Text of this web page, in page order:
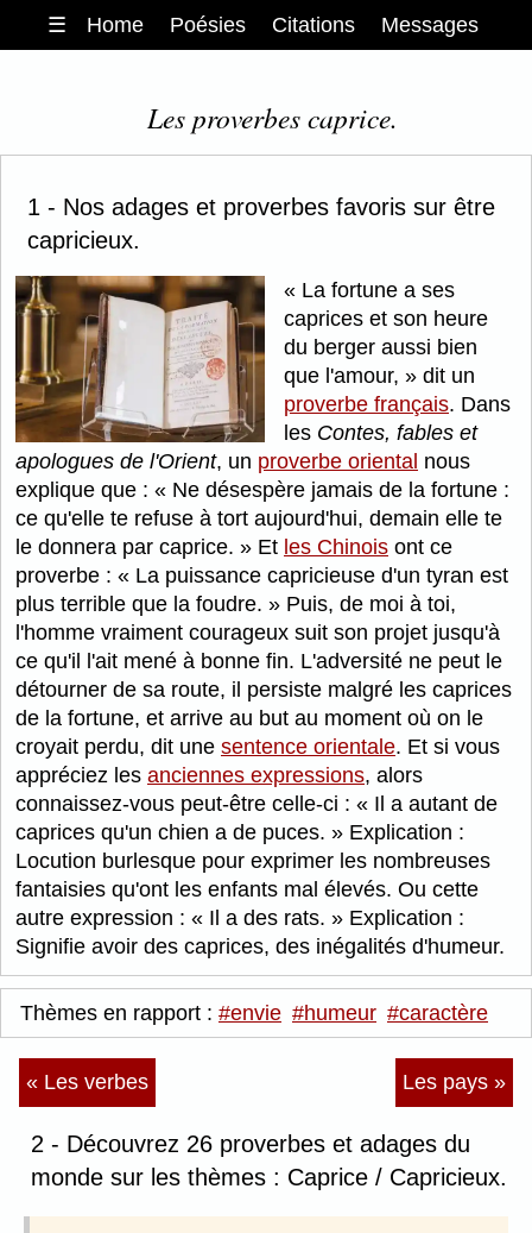
☰ Home Poésies Citations Messages
Les proverbes caprice.
1 - Nos adages et proverbes favoris sur être
capricieux.
La fortune a ses
caprices et son heure
du berger aussi bien
que l'amour,
dit un
proverbe français. Dans
les Contes, fables et
apologues de l'Orient, un proverbe oriental nous
explique que :
Ne désespère jamais de la fortune :
ce qu'elle te refuse à tort aujourd'hui, demain elle te
le donnera par caprice.
Et les Chinois ont ce
proverbe :
La puissance capricieuse d'un tyran est
plus terrible que la foudre.
Puis, de moi à toi,
l'homme vraiment courageux suit son projet jusqu'à
ce qu'il l'ait mené à bonne fin. L'adversité ne peut le
détourner de sa route, il persiste malgré les caprices
de la fortune, et arrive au but au moment où on le
croyait perdu, dit une sentence orientale. Et si vous
appréciez les anciennes expressions, alors
connaissez-vous peut-être celle-ci :
Il a autant de
caprices qu'un chien a de puces.
Explication :
Locution burlesque pour exprimer les nombreuses
fantaisies qu'ont les enfants mal élevés. Ou cette
autre expression :
Il a des rats.
Explication :
Signifie avoir des caprices, des inégalités d'humeur.
Thèmes en rapport : #envie #humeur #caractère
« Les verbes Les pays »
2 - Découvrez 26 proverbes et adages du
monde sur les thèmes : Caprice / Capricieux.